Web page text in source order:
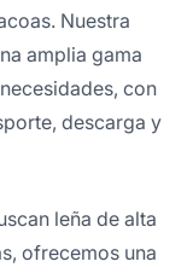
Nuestra
amplia gama
con
descarga y
leña de alta
ofrecemos una